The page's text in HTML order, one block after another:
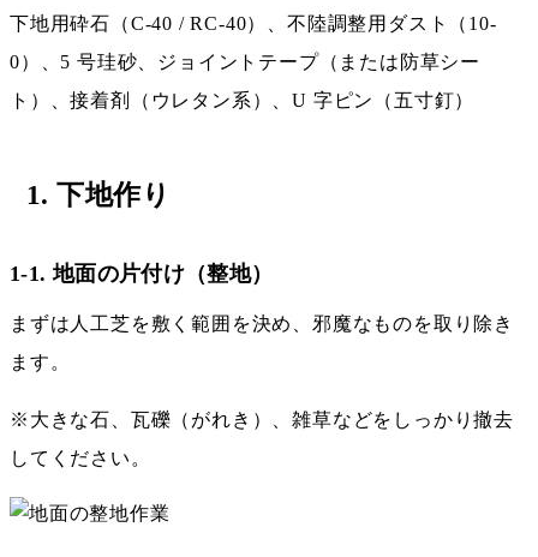
下地用砕石（C-40 / RC-40）、不陸調整用ダスト（10-
0）、5 号珪砂、ジョイントテープ（または防草シー
ト）、接着剤（ウレタン系）、U 字ピン（五寸釘）
1. 下地作り
1-1. 地面の片付け（整地）
まずは人工芝を敷く範囲を決め、邪魔なものを取り除き
ます。
※大きな石、瓦礫（がれき）、雑草などをしっかり撤去
してください。